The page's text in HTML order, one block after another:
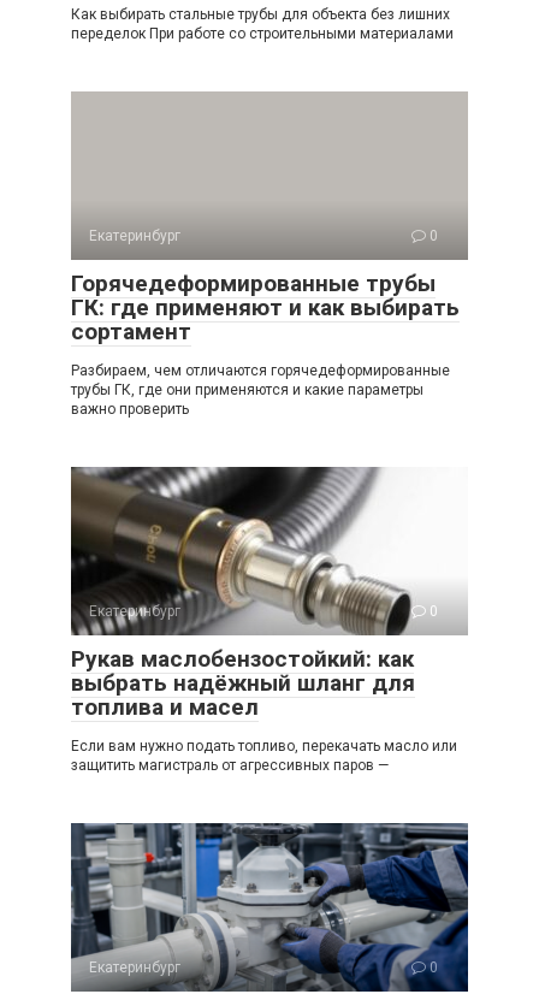
Как выбирать стальные трубы для объекта без лишних
переделок При работе со строительными материалами
Екатеринбург 0
Горячедеформированные трубы
ГК: где применяют и как выбирать
сортамент
Разбираем, чем отличаются горячедеформированные
трубы ГК, где они применяются и какие параметры
важно проверить
Екатеринбург 0
Рукав маслобензостойкий: как
выбрать надёжный шланг для
топлива и масел
Если вам нужно подать топливо, перекачать масло или
защитить магистраль от агрессивных паров —
Екатеринбург 0